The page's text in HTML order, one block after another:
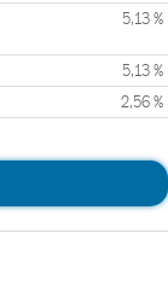
5,13 %
5,13 %
2,56 %